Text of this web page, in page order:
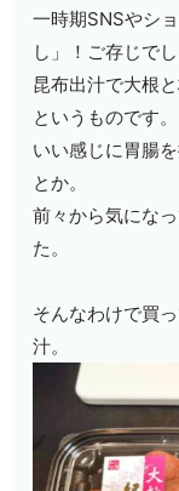
一時期SNSやシ
し」！ご存じで
昆布出汁で大根
というものです。
いい感じに胃腸
とか。
前々から気にな
た。
そんなわけで買
汁。